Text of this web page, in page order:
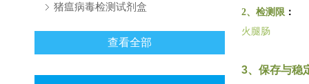
猪瘟病毒检测试剂盒
查看全部
2、检测限 ：
火腿肠
3、保存与稳